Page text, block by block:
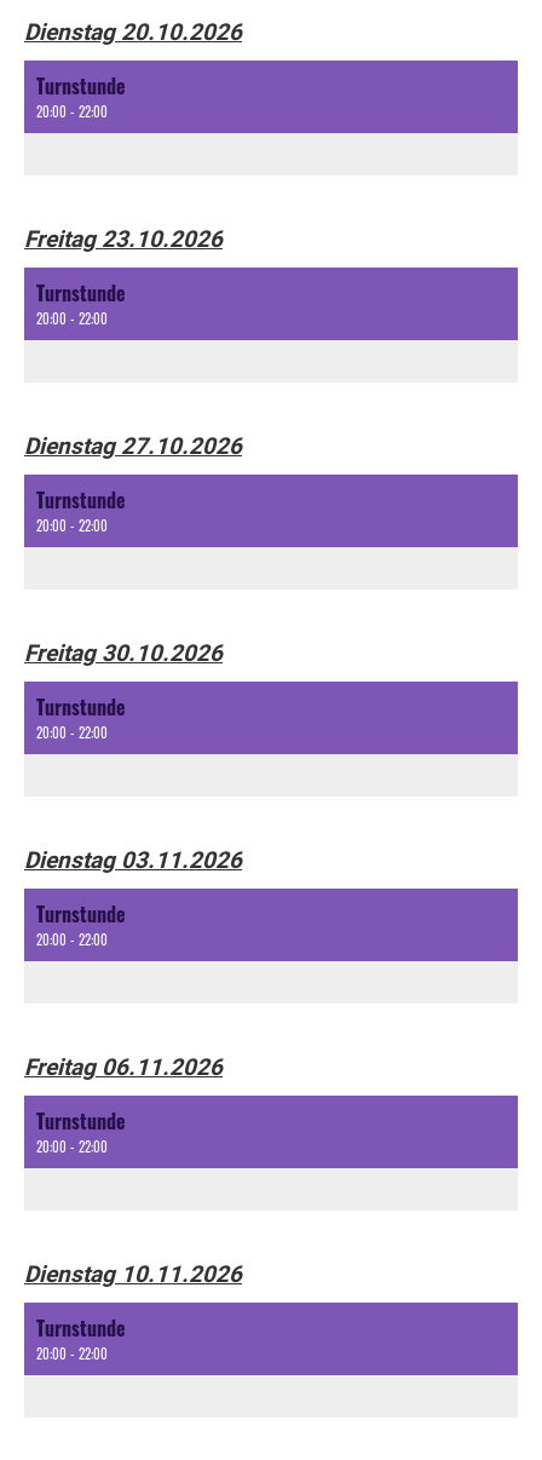
Dienstag 20.10.2026
Turnstunde
20:00 - 22:00
Freitag 23.10.2026
Turnstunde
20:00 - 22:00
Dienstag 27.10.2026
Turnstunde
20:00 - 22:00
Freitag 30.10.2026
Turnstunde
20:00 - 22:00
Dienstag 03.11.2026
Turnstunde
20:00 - 22:00
Freitag 06.11.2026
Turnstunde
20:00 - 22:00
Dienstag 10.11.2026
Turnstunde
20:00 - 22:00